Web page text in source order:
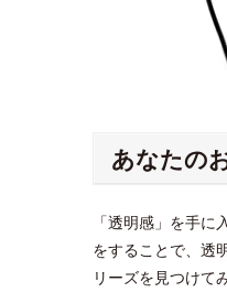
あなたの
「透明感」を手
をすることで、透
リーズを見つけて